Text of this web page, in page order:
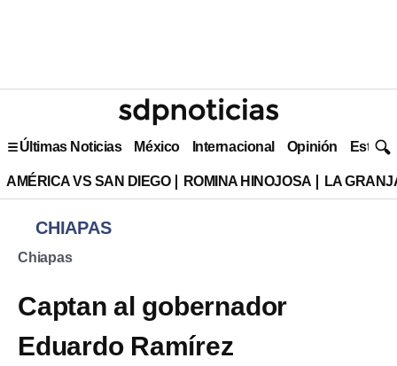
Últimas Noticias México Internacional Opinión Estilo
AMÉRICA VS SAN DIEGO ROMINA HINOJOSA LA
CHIAPAS
Chiapas
Captan al gobernador
Eduardo Ramírez